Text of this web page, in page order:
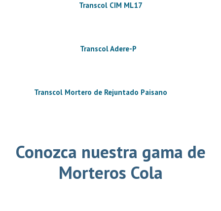
Transcol CIM ML17
Transcol Adere-P
Transcol Mortero de Rejuntado Paisano
Conozca nuestra gama de
Morteros Cola